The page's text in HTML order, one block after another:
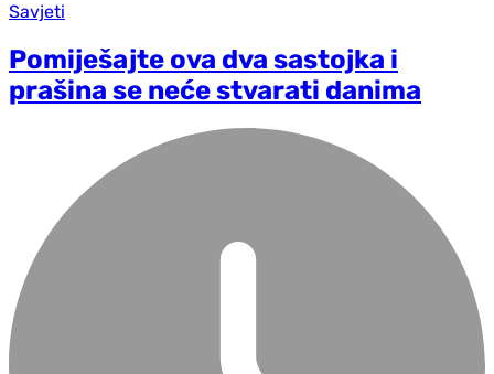
Savjeti
Pomiješajte ova dva sastojka i
prašina se neće stvarati danima